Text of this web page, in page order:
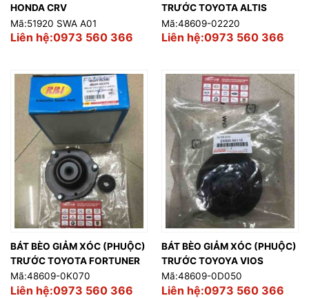
HONDA CRV
Mã:51920 SWA A01
Liên hệ:0973 560 366
TRƯỚC TOYOTA ALTIS
Mã:48609-02220
Liên hệ:0973 560 366
BÁT BÈO GIẢM XÓC (PHUỘC)
TRƯỚC TOYOTA FORTUNER
Mã:48609-0K070
Liên hệ:0973 560 366
BÁT BÈO GIẢM XÓC (PHUỘC)
TRƯỚC TOYOYA VIOS
Mã:48609-0D050
Liên hệ:0973 560 366